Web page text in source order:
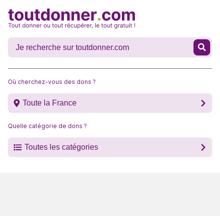
Où cherchez-vous des dons ?
Toute la France
Quelle catégorie de dons ?
Toutes les catégories